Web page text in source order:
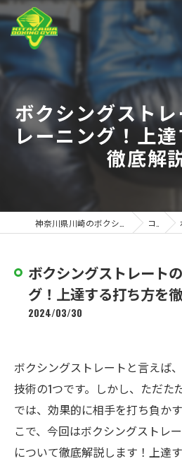
ボクシングスト
レーニング！上
徹底解
コラム
ボクシングストレート
グ！上達する打ち方を
2024/03/30
ボクシングストレートと言えば
技術の1つです。しかし、ただた
では、効果的に相手を打ち負か
こで、今回はボクシングストレ
について徹底解説します！上達